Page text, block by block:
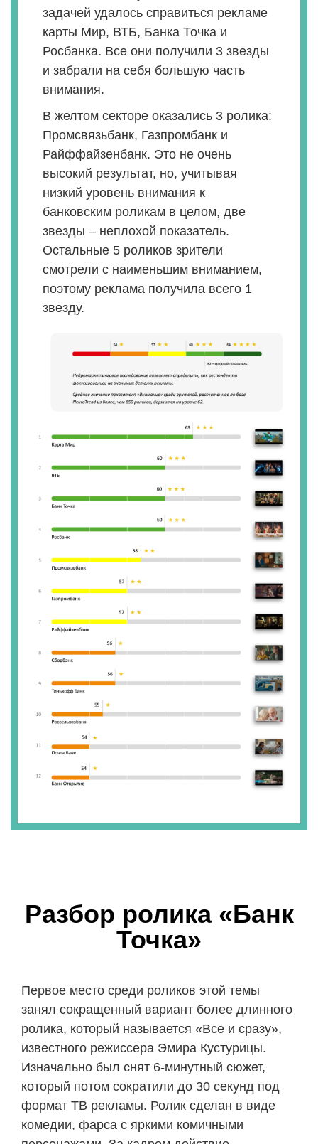
задачей удалось справиться рекламе
карты Мир, ВТБ, Банка Точка и
Росбанка. Все они получили 3 звезды
и забрали на себя большую часть
внимания.
В желтом секторе оказались 3 ролика:
Промсвязьбанк, Газпромбанк и
Райффайзенбанк. Это не очень
высокий результат, но, учитывая
низкий уровень внимания к
банковским роликам в целом, две
звезды – неплохой показатель.
Остальные 5 роликов зрители
смотрели с наименьшим вниманием,
поэтому реклама получила всего 1
звезду.
Разбор ролика «Банк
Точка»
Первое место среди роликов этой темы
занял сокращенный вариант более длинного
ролика, который называется «Все и сразу»,
известного режиссера Эмира Кустурицы.
Изначально был снят 6-минутный сюжет,
который потом сократили до 30 секунд под
формат ТВ рекламы. Ролик сделан в виде
комедии, фарса с яркими комичными